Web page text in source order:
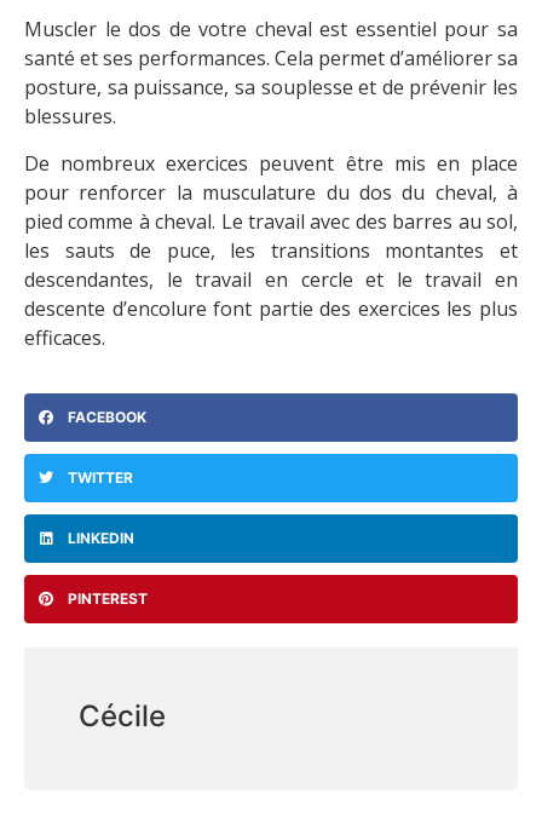
Muscler le dos de votre cheval est essentiel pour sa
santé et ses performances. Cela permet d’améliorer sa
posture, sa puissance, sa souplesse et de prévenir les
blessures.
De nombreux exercices peuvent être mis en place
pour renforcer la musculature du dos du cheval, à
pied comme à cheval. Le travail avec des barres au sol,
les sauts de puce, les transitions montantes et
descendantes, le travail en cercle et le travail en
descente d’encolure font partie des exercices les plus
efficaces.
FACEBOOK
TWITTER
LINKEDIN
PINTEREST
Cécile